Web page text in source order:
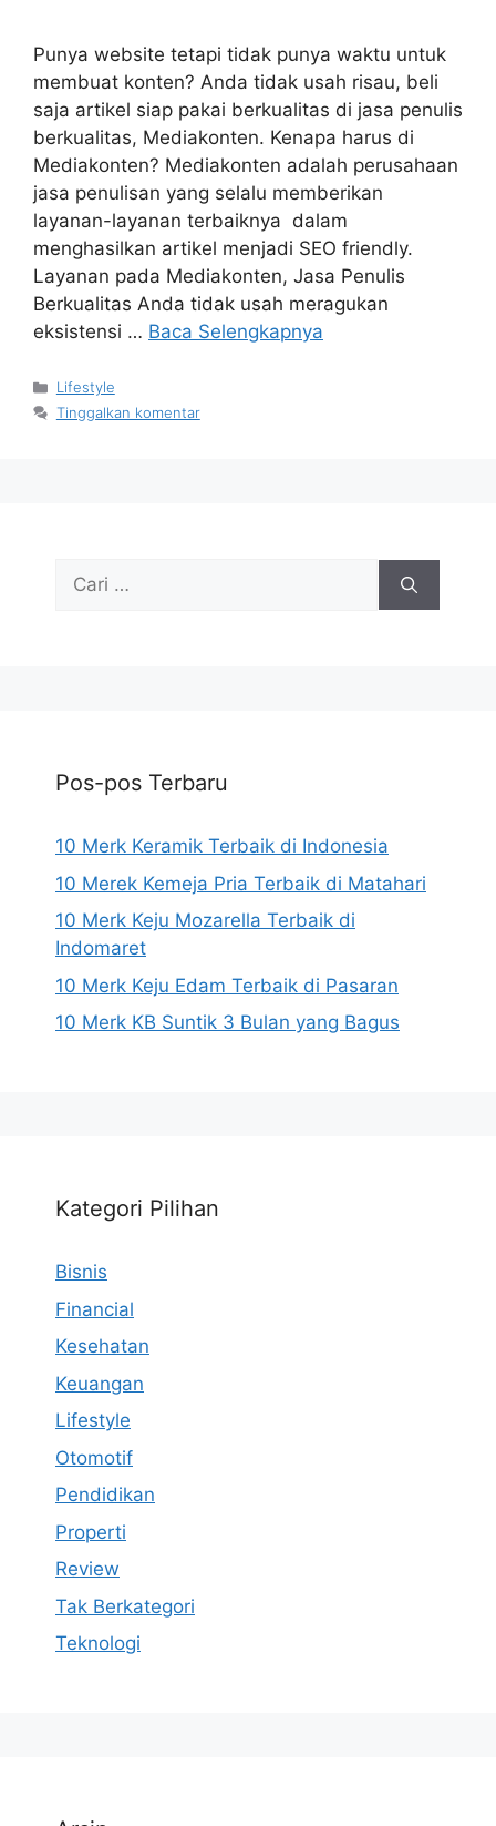
Punya website tetapi tidak punya waktu untuk
membuat konten? Anda tidak usah risau, beli
saja artikel siap pakai berkualitas di jasa penulis
berkualitas, Mediakonten. Kenapa harus di
Mediakonten? Mediakonten adalah perusahaan
jasa penulisan yang selalu memberikan
layanan-layanan terbaiknya dalam
menghasilkan artikel menjadi SEO friendly.
Layanan pada Mediakonten, Jasa Penulis
Berkualitas Anda tidak usah meragukan
eksistensi … Baca Selengkapnya
Kategori
Lifestyle
Tinggalkan komentar
Cari
Pos-pos Terbaru
10 Merk Keramik Terbaik di Indonesia
10 Merek Kemeja Pria Terbaik di Matahari
10 Merk Keju Mozarella Terbaik di
Indomaret
10 Merk Keju Edam Terbaik di Pasaran
10 Merk KB Suntik 3 Bulan yang Bagus
Kategori Pilihan
Bisnis
Financial
Kesehatan
Keuangan
Lifestyle
Otomotif
Pendidikan
Properti
Review
Tak Berkategori
Teknologi